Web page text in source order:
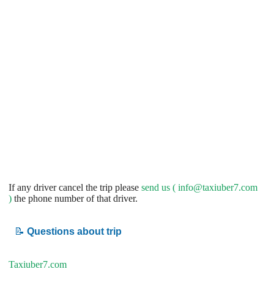
If any driver cancel the trip please send us ( info@taxiuber7.com
) the phone number of that driver.
📝 Questions about trip
Taxiuber7.com